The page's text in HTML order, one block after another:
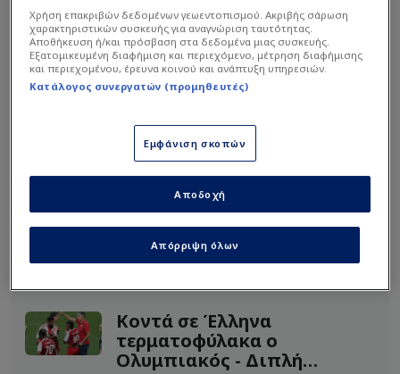
O Ελβετός μεσοεπιθετικός πέτυχε και τα 4 γκολ
διάστημα 37 λεπτών και σκοράροντας σχεδόν σε
κάθε του επαφή με την μπάλα!
Διαβάστε επίσης...
Super League: Πέντε ομάδες
ζητούν αναδιάρθρωση -
Κοντά σε Έλληνα
τερματοφύλακα ο
Ολυμπιακός - Διπλή
Χρήση επακριβών δεδομένων γεωεντοπισμού. Ακριβής σάρωση
χαρακτηριστικών συσκευής για αναγνώριση ταυτότητας.
Αποθήκευση ή/και πρόσβαση στα δεδομένα μιας συσκευής.
Εξατομικευμένη διαφήμιση και περιεχόμενο, μέτρηση διαφήμισης
και περιεχομένου, έρευνα κοινού και ανάπτυξη υπηρεσιών.
Κατάλογος συνεργατών (προμηθευτές)
Εμφάνιση σκοπών
Απόρριψη όλων
Αποδοχή